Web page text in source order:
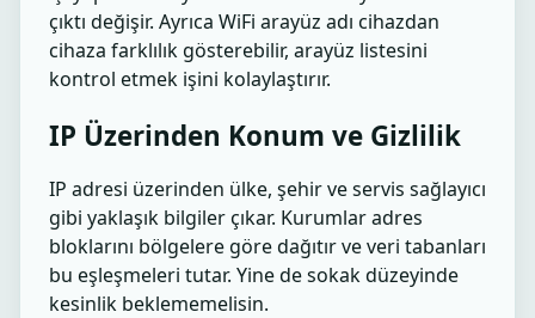
çıktı değişir. Ayrıca WiFi arayüz adı cihazdan
cihaza farklılık gösterebilir, arayüz listesini
kontrol etmek işini kolaylaştırır.
IP Üzerinden Konum ve Gizlilik
IP adresi üzerinden ülke, şehir ve servis sağlayıcı
gibi yaklaşık bilgiler çıkar. Kurumlar adres
bloklarını bölgelere göre dağıtır ve veri tabanları
bu eşleşmeleri tutar. Yine de sokak düzeyinde
kesinlik beklememelisin.